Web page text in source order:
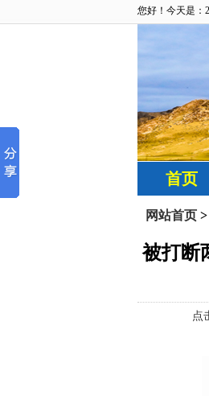
您好！今天是：
首页
网站首页 >
被打断
点